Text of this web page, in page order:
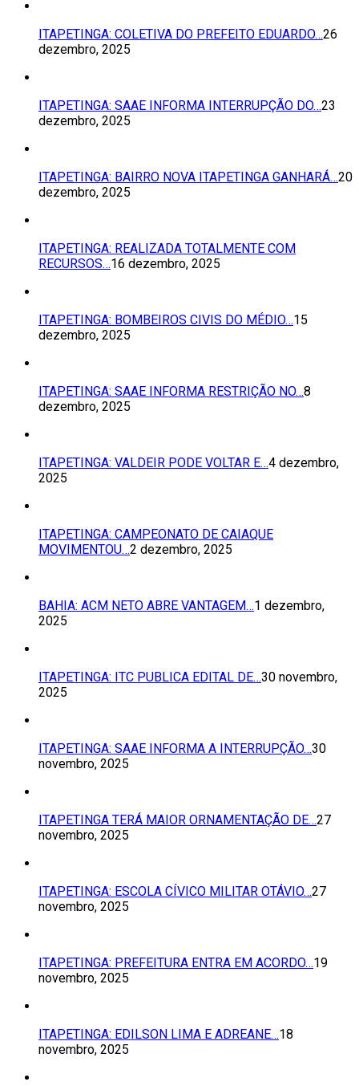
ITAPETINGA: COLETIVA DO PREFEITO EDUARDO…26
dezembro, 2025
ITAPETINGA: SAAE INFORMA INTERRUPÇÃO DO…23
dezembro, 2025
ITAPETINGA: BAIRRO NOVA ITAPETINGA GANHARÁ…20
dezembro, 2025
ITAPETINGA: REALIZADA TOTALMENTE COM
RECURSOS…16 dezembro, 2025
ITAPETINGA: BOMBEIROS CIVIS DO MÉDIO…15
dezembro, 2025
ITAPETINGA: SAAE INFORMA RESTRIÇÃO NO…8
dezembro, 2025
ITAPETINGA: VALDEIR PODE VOLTAR E…4 dezembro,
2025
ITAPETINGA: CAMPEONATO DE CAIAQUE
MOVIMENTOU…2 dezembro, 2025
BAHIA: ACM NETO ABRE VANTAGEM…1 dezembro,
2025
ITAPETINGA: ITC PUBLICA EDITAL DE…30 novembro,
2025
ITAPETINGA: SAAE INFORMA A INTERRUPÇÃO…30
novembro, 2025
ITAPETINGA TERÁ MAIOR ORNAMENTAÇÃO DE…27
novembro, 2025
ITAPETINGA: ESCOLA CÍVICO MILITAR OTÁVIO…27
novembro, 2025
ITAPETINGA: PREFEITURA ENTRA EM ACORDO…19
novembro, 2025
ITAPETINGA: EDILSON LIMA E ADREANE…18
novembro, 2025